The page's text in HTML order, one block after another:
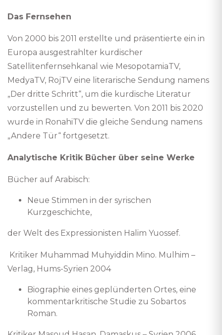
Das Fernsehen
Von 2000 bis 2011 erstellte und präsentierte ein in
Europa ausgestrahlter kurdischer
Satellitenfernsehkanal wie MesopotamiaTV,
MedyaTV, RojTV eine literarische Sendung namens
„Der dritte Schritt“, um die kurdische Literatur
vorzustellen und zu bewerten. Von 2011 bis 2020
wurde in RonahiTV die gleiche Sendung namens
„Andere Tür“ fortgesetzt.
Analytische Kritik Bücher über seine Werke
Bücher auf Arabisch:
Neue Stimmen in der syrischen
Kurzgeschichte,
der Welt des Expressionisten Halim Yuossef.
Kritiker Muhammad Muhyiddin Mino. Mulhim –
Verlag, Hums-Syrien 2004
Biographie eines geplünderten Ortes, eine
kommentarkritische Studie zu Sobartos
Roman.